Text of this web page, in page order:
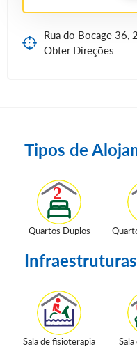
Rua do Bocage 36,
Obter Direções
Tipos de
Quartos Duplos
Sala de fisioterapia